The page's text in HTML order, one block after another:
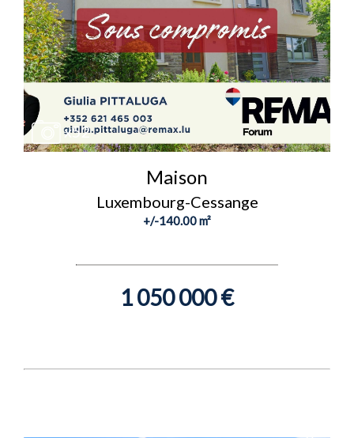
x52
Maison
Luxembourg-Cessange
+/-140.00 m²
1 050 000 €